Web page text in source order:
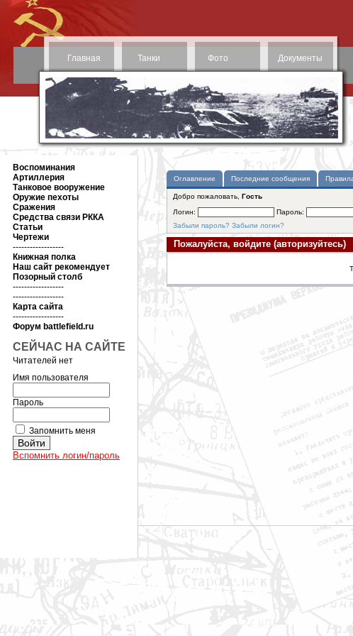
Главная Танки Фото Документы
Воспоминания
Артиллерия
Танковое вооружение
Оружие пехоты
Сражения
Средства связи РККА
Статьи
Чертежи
------------------
Книжная полка
Наш сайт рекомендует
Позорный столб
------------------
------------------
Карта сайта
------------------
Форум battlefield.ru
СЕЙЧАС НА САЙТЕ
Читателей нет
Имя пользователя
Пароль
Запомнить меня
Вспомнить логин/пароль
Оглавление Последние сообщения
Добро пожаловать, Гость
Логин:
Пароль:
Забыли пароль? Забыли логин?
Пожалуйста, войдите (авторизуйтесь)